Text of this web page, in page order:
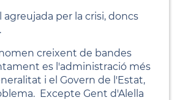
per la crisi, doncs
creixent de bandes
es l'administració més
i el Govern de l'Estat,
Excepte Gent d'Alella